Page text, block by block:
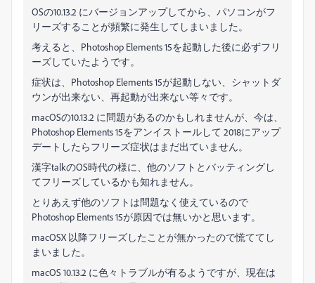
OSの10.13.2 にバージョンアップしてから、パソコンがフ
リーズすることが頻繁に発生してしまいました。
考えると、Photoshop Elements 15を起動した後に必ずフリ
ーズしていたようです。
症状は、Photoshop Elements 15が起動しない、シャットダ
ウンが出来ない、再起動が出来ない等々です。
macOSの10.13.2 に問題があるのかもしれませんが、今は、
Photoshop Elements 15をアンイストールして 2018にアップ
デートしたらフリーズ症状はまだ出ていません。
漢字talkのOS時代の様に、他のソフトとバッティングし
てフリーズしているかも知れません。
とりあえず他のソフトは問題なく使えているので
Photoshop Elements 15が原因では無いかと思います。
macOSX 以降フリーズしたことが無かったので慌ててし
まいました。
macOS 10.13.2 に色々トラブルが有るようですが、現在は